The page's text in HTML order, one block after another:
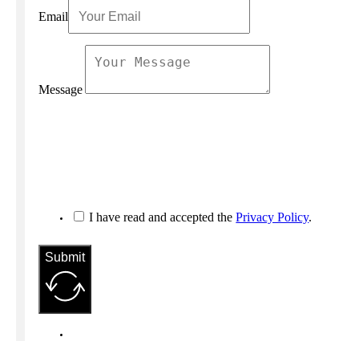
Email
Message
I have read and accepted thePrivacy Policy.
Submit